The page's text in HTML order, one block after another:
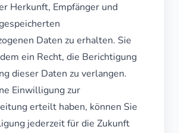
Herkunft, Empfänger und
Daten zu erhalten. Sie
ein Recht, die Berichtigung
dieser Daten zu verlangen.
Einwilligung zur
erteilt haben, können Sie
jederzeit für die Zukunft